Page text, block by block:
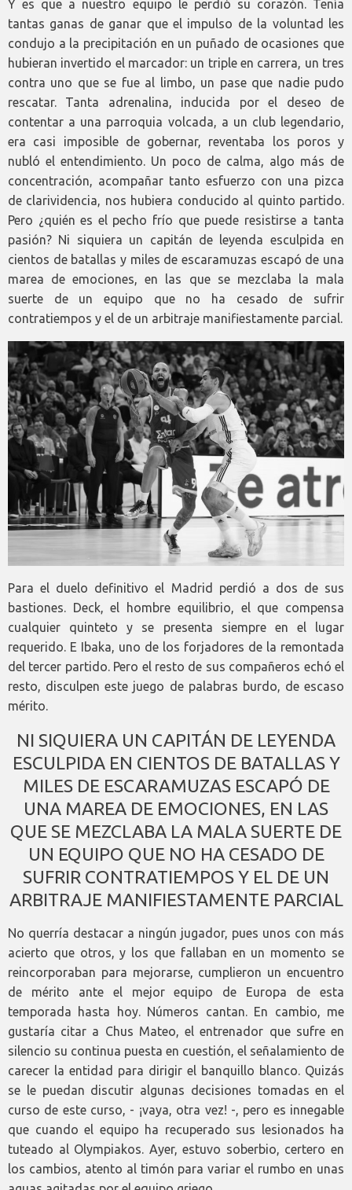
Y es que a nuestro equipo le perdió su corazón. Tenía
tantas ganas de ganar que el impulso de la voluntad les
condujo a la precipitación en un puñado de ocasiones que
hubieran invertido el marcador: un triple en carrera, un tres
contra uno que se fue al limbo, un pase que nadie pudo
rescatar. Tanta adrenalina, inducida por el deseo de
contentar a una parroquia volcada, a un club legendario,
era casi imposible de gobernar, reventaba los poros y
nubló el entendimiento. Un poco de calma, algo más de
concentración, acompañar tanto esfuerzo con una pizca
de clarividencia, nos hubiera conducido al quinto partido.
Pero ¿quién es el pecho frío que puede resistirse a tanta
pasión? Ni siquiera un capitán de leyenda esculpida en
cientos de batallas y miles de escaramuzas escapó de una
marea de emociones, en las que se mezclaba la mala
suerte de un equipo que no ha cesado de sufrir
contratiempos y el de un arbitraje manifiestamente parcial.
Para el duelo definitivo el Madrid perdió a dos de sus
bastiones. Deck, el hombre equilibrio, el que compensa
cualquier quinteto y se presenta siempre en el lugar
requerido. E Ibaka, uno de los forjadores de la remontada
del tercer partido. Pero el resto de sus compañeros echó el
resto, disculpen este juego de palabras burdo, de escaso
mérito.
NI SIQUIERA UN CAPITÁN DE LEYENDA
ESCULPIDA EN CIENTOS DE BATALLAS Y
MILES DE ESCARAMUZAS ESCAPÓ DE
UNA MAREA DE EMOCIONES, EN LAS
QUE SE MEZCLABA LA MALA SUERTE DE
UN EQUIPO QUE NO HA CESADO DE
SUFRIR CONTRATIEMPOS Y EL DE UN
ARBITRAJE MANIFIESTAMENTE PARCIAL
No querría destacar a ningún jugador, pues unos con más
acierto que otros, y los que fallaban en un momento se
reincorporaban para mejorarse, cumplieron un encuentro
de mérito ante el mejor equipo de Europa de esta
temporada hasta hoy. Números cantan. En cambio, me
gustaría citar a Chus Mateo, el entrenador que sufre en
silencio su continua puesta en cuestión, el señalamiento de
carecer la entidad para dirigir el banquillo blanco. Quizás
se le puedan discutir algunas decisiones tomadas en el
curso de este curso, - ¡vaya, otra vez! -, pero es innegable
que cuando el equipo ha recuperado sus lesionados ha
tuteado al Olympiakos. Ayer, estuvo soberbio, certero en
los cambios, atento al timón para variar el rumbo en unas